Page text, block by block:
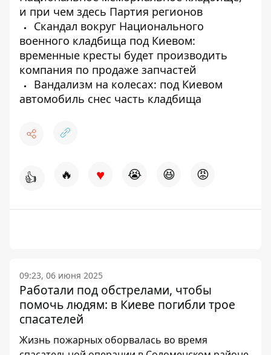
и при чем здесь Партия регионов
Скандал вокруг Национального
военного кладбища под Киевом:
временные кресты будет производить
компания по продаже запчастей
Вандализм на колесах: под Киевом
автомобиль снес часть кладбища
👍 🔥 ♥ 😭 😆 😡
09:23, 06 июня 2025
Работали под обстрелами, чтобы
помочь людям: в Киеве погибли трое
спасателей
Жизнь пожарных оборвалась во время